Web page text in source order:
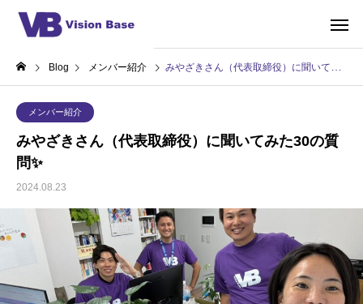
Blog メンバー紹介 みやざきさん（代表取締役）に聞いてみた30の質問✨
メンバー紹介
みやざきさん（代表取締役）に聞いてみた30の質
問✨
2024.08.23